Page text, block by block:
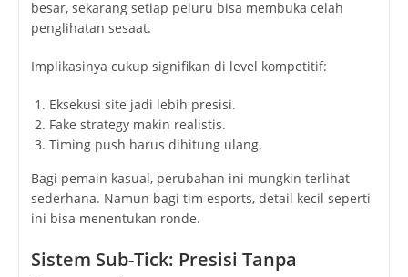
besar, sekarang setiap peluru bisa membuka celah
penglihatan sesaat.
Implikasinya cukup signifikan di level kompetitif:
Eksekusi site jadi lebih presisi.
Fake strategy makin realistis.
Timing push harus dihitung ulang.
Bagi pemain kasual, perubahan ini mungkin terlihat
sederhana. Namun bagi tim esports, detail kecil seperti
ini bisa menentukan ronde.
Sistem Sub-Tick: Presisi Tanpa